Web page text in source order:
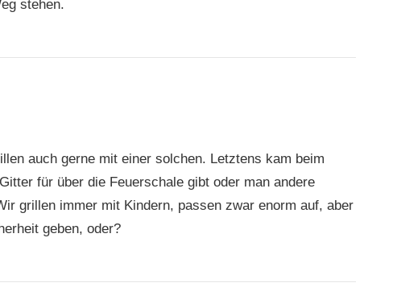
stehen.
auch gerne mit einer solchen. Letztens kam beim
für über die Feuerschale gibt oder man andere
grillen immer mit Kindern, passen zwar enorm auf, aber
geben, oder?